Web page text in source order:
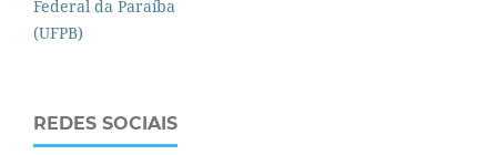
REDES SOCIAIS